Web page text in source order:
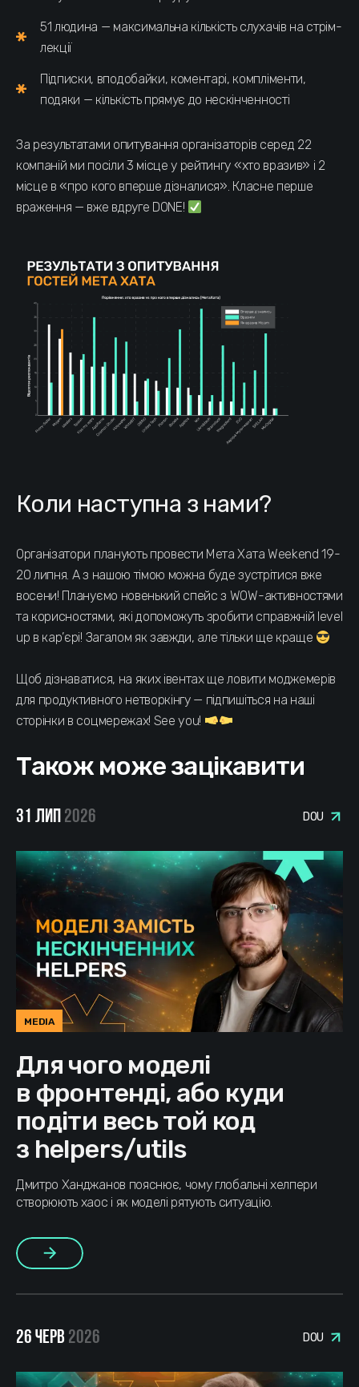
51 людина — максимальна кількість слухачів на стрім-
лекції
Підписки, вподобайки, коментарі, компліменти,
подяки — кількість прямує до нескінченності
За результатами опитування організаторів серед 22
компаній ми посіли 3 місце у рейтингу «хто вразив» і 2
місце в «про кого вперше дізналися». Класне перше
враження — вже вдруге DONE!
Коли наступна з нами?
Організатори планують провести Мета Хата Weekend 19-
20 липня. А з нашою тімою можна буде зустрітися вже
восени! Плануємо новенький спейс з WOW-активностями
та корисностями, які допоможуть зробити справжній level
up в кар’єрі! Загалом як завжди, але тільки ще краще
Щоб дізнаватися, на яких івентах ще ловити моджемерів
для продуктивного нетворкінгу — підпишіться на наші
сторінки в соцмережах! See you!
Також може зацікавити
31 ЛИП2026 DOU
MEDIA
Для чого моделі
в фронтенді, або куди
подіти весь той код
з helpers/utils
Дмитро Ханджанов пояснює, чому глобальні хелпери
створюють хаос і як моделі рятують ситуацію.
26 ЧЕРВ2026 DOU